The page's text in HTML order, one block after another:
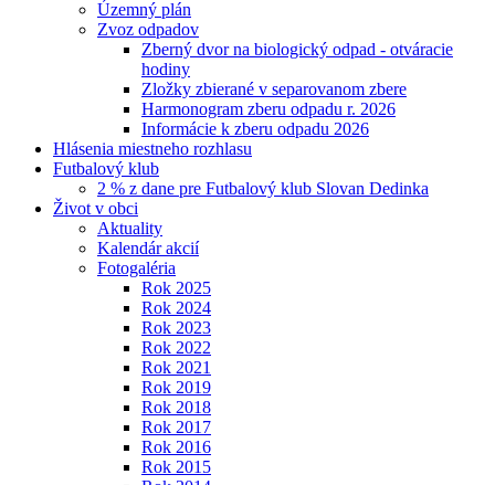
Územný plán
Zvoz odpadov
Zberný dvor na biologický odpad - otváracie
hodiny
Zložky zbierané v separovanom zbere
Harmonogram zberu odpadu r. 2026
Informácie k zberu odpadu 2026
Hlásenia miestneho rozhlasu
Futbalový klub
2 % z dane pre Futbalový klub Slovan Dedinka
Život v obci
Aktuality
Kalendár akcií
Fotogaléria
Rok 2025
Rok 2024
Rok 2023
Rok 2022
Rok 2021
Rok 2019
Rok 2018
Rok 2017
Rok 2016
Rok 2015